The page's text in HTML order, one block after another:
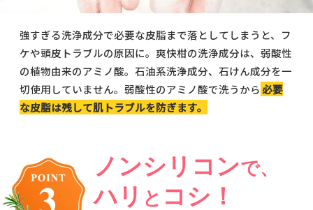
強すぎる洗浄成分で必要な皮脂まで落としてしまうと、フ
ケや頭皮トラブルの原因に。爽快柑の洗浄成分は、弱酸性
の植物由来のアミノ酸。石油系洗浄成分、石けん成分を一
切使用していません。弱酸性のアミノ酸で洗うから 必要
な皮脂は残して肌トラブルを防ぎます。
ノンシリコンで、
ハリ と コシ！